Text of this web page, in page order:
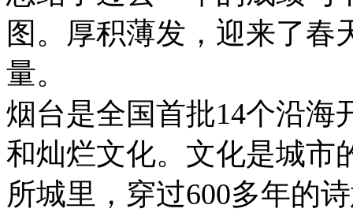
图。厚积薄发，迎来了春
量。
烟台是全国首批14个沿海
和灿烂文化。文化是城市
所城里，穿过600多年的